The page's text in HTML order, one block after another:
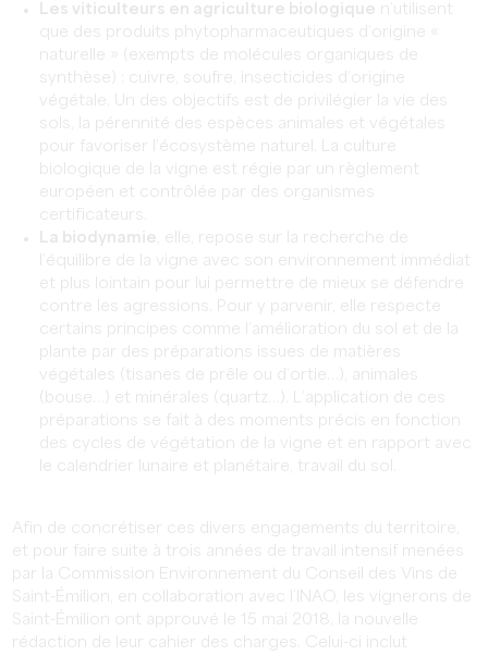
Les viticulteurs en agriculture biologique n’utilisent
que des produits phytopharmaceutiques d’origine «
naturelle » (exempts de molécules organiques de
synthèse) : cuivre, soufre, insecticides d’origine
végétale. Un des objectifs est de privilégier la vie des
sols, la pérennité des espèces animales et végétales
pour favoriser l’écosystème naturel. La culture
biologique de la vigne est régie par un règlement
européen et contrôlée par des organismes
certificateurs.
La biodynamie , elle, repose sur la recherche de
l’équilibre de la vigne avec son environnement immédiat
et plus lointain pour lui permettre de mieux se défendre
contre les agressions. Pour y parvenir, elle respecte
certains principes comme l’amélioration du sol et de la
plante par des préparations issues de matières
végétales (tisanes de prêle ou d’ortie…), animales
(bouse…) et minérales (quartz…). L’application de ces
préparations se fait à des moments précis en fonction
des cycles de végétation de la vigne et en rapport avec
le calendrier lunaire et planétaire, travail du sol.
Afin de concrétiser ces divers engagements du territoire,
et pour faire suite à trois années de travail intensif menées
par la Commission Environnement du Conseil des Vins de
Saint-Émilion, en collaboration avec l’INAO, les vignerons de
Saint-Émilion ont approuvé le 15 mai 2018, la nouvelle
rédaction de leur cahier des charges. Celui-ci inclut